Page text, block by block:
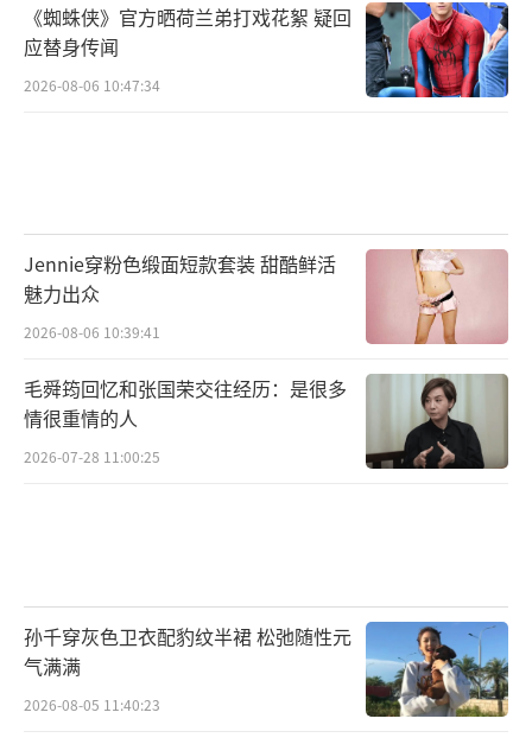
《蜘蛛侠》官方晒荷兰弟打戏花絮 疑回
应替身传闻
2026-08-06 10:47:34
Jennie穿粉色缎面短款套装 甜酷鲜活
魅力出众
2026-08-06 10:39:41
毛舜筠回忆和张国荣交往经历：是很多
情很重情的人
2026-07-28 11:00:25
孙千穿灰色卫衣配豹纹半裙 松弛随性元
气满满
2026-08-05 11:40:23